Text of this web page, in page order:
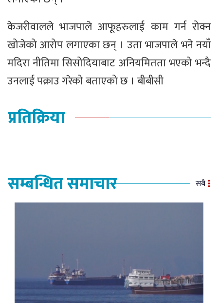
केजरीवालले भाजपाले आफूहरुलाई काम गर्न रोक्न
खोजेको आरोप लगाएका छन् । उता भाजपाले भने नयाँ
मदिरा नीतिमा सिसोदियाबाट अनियमितता भएको भन्दै
उनलाई पक्राउ गरेको बताएको छ । बीबीसी
प्रतिक्रिया
सम्बन्धित समाचार सबै